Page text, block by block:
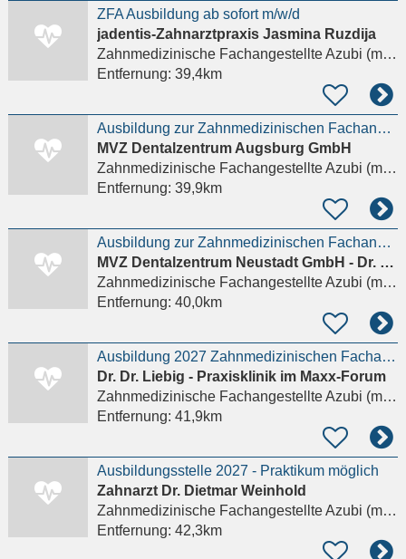
ZFA Ausbildung ab sofort m/w/d
jadentis-Zahnarztpraxis Jasmina Ruzdija
Zahnmedizinische Fachangestellte Azubi (m/w/d)
Entfernung: 39,4km
Ausbildung zur Zahnmedizinischen Fachangestellten - ZFA (m/w/d)
MVZ Dentalzentrum Augsburg GmbH
Zahnmedizinische Fachangestellte Azubi (m/w/d)
Entfernung: 39,9km
Ausbildung zur Zahnmedizinischen Fachangestellten - ZFA (m/w/d)
MVZ Dentalzentrum Neustadt GmbH - Dr. Karin Fiedler Dr. Michael Rusetzki Zahnärzte
Zahnmedizinische Fachangestellte Azubi (m/w/d)
Entfernung: 40,0km
Ausbildung 2027 Zahnmedizinischen Fachangestellte (m/w/d)
Dr. Dr. Liebig - Praxisklinik im Maxx-Forum
Zahnmedizinische Fachangestellte Azubi (m/w/d)
Entfernung: 41,9km
Ausbildungsstelle 2027 - Praktikum möglich
Zahnarzt Dr. Dietmar Weinhold
Zahnmedizinische Fachangestellte Azubi (m/w/d)
Entfernung: 42,3km